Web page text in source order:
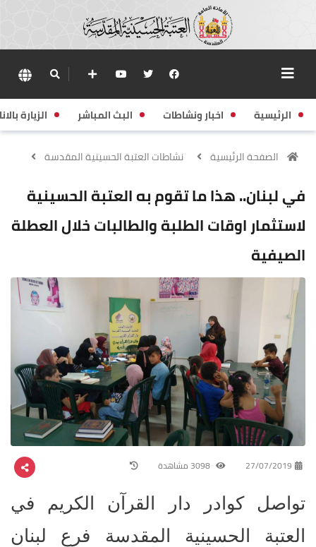
الرئيسية اخبار ونشاطات البث المباشر الزيارة
الصفحة الرئيسية نشاطات العتبة الحسينية المقدسة
في لبنان.. هذا ما تقوم به العتبة الحسينية
لاستثمار اوقات الطلبة والطالبات خلال العطلة
الصيفية
27/07/2019
تواصل كوادر دار القرآن الكريم في
العتبة الحسينية المقدسة فرع لبنان